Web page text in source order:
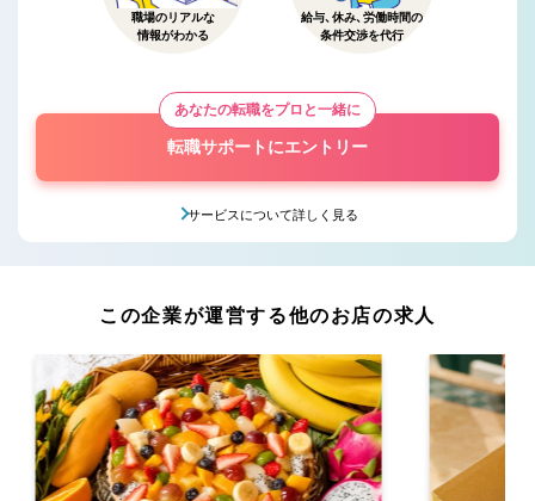
職場のリアルな
情報がわかる
給与、休み、労働時間の
条件交渉を代行
あなたの転職をプロと一緒に
転職サポートにエントリー
サービスについて詳しく見る
この企業が運営する他のお店の求人